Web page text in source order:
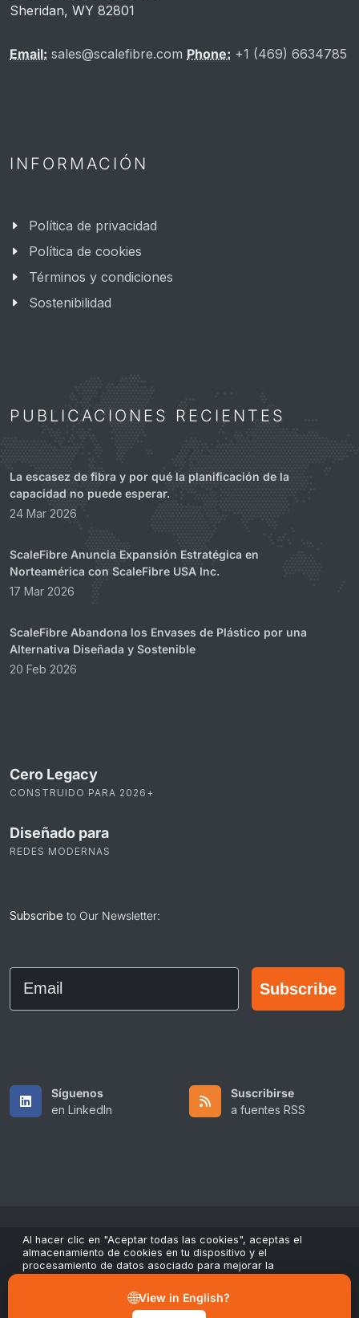
Sheridan, WY 82801
Email: sales@scalefibre.com Phone: +1 (469) 6634785
INFORMACIÓN
Política de privacidad
Política de cookies
Términos y condiciones
Sostenibilidad
PUBLICACIONES RECIENTES
La escasez de fibra y por qué la planificación de la
capacidad no puede esperar.
24 Mar 2026
ScaleFibre Anuncia Expansión Estratégica en
Norteamérica con ScaleFibre USA Inc.
17 Mar 2026
ScaleFibre Abandona los Envases de Plástico por una
Alternativa Diseñada y Sostenible
20 Feb 2026
Cero Legacy
CONSTRUIDO PARA 2026+
Diseñado para
REDES MODERNAS
Subscribe to Our Newsletter:
Email
Subscribe
Síguenos
en LinkedIn
Suscribirse
a fuentes RSS
Copyright © 2026 All Rights Reserved by ScaleFibre USA Inc..
Términos y condiciones / Política de privacidad /
Marcas registradas
Al hacer clic en "Aceptar todas las cookies", aceptas el
almacenamiento de cookies en tu dispositivo y el
procesamiento de datos asociado para mejorar la
esfuerzos de marketing y rendimiento. Puedes retirar tu
consentimiento en cualquier momento a través del botón
🌐View in English?